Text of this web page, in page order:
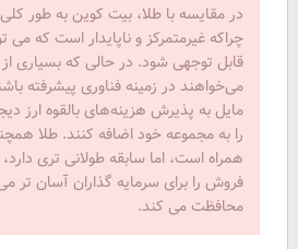
در مقایسه با طلا، بیت کوین به طور
چراکه غیرمتمرکز و ناپایدار است که می
قابل توجهی شود. در حالی که بسیاری از
می‌خواهند در زمینه فناوری پیشرفته
مایل به پذیرش هزینه‌های بالقوه ارز
را به مجموعه خود اضافه کنند. طلا
همراه است، اما سابقه طولانی تری
فروش را برای سرمایه گذاران آسان تر
محافظت می کند.